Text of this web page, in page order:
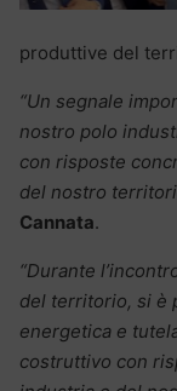
produttive del
“Un segnale
nostro polo
con risposte
del nostro
Cannata.
“Durante
del territorio, si è
energetica e
costruttivo con